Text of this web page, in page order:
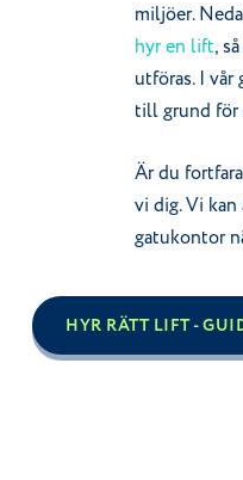
miljöer.
hyr en lift,
utföras. I vår
till grund
Är du
vi dig. Vi
gatukontor
HYR RÄTT LIFT -